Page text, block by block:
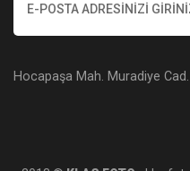
Hocapaşa Mah. Muradiye